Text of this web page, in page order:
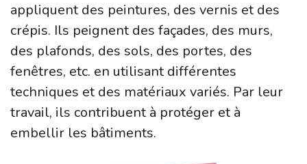
appliquent des peintures, des vernis et des
crépis. Ils peignent des façades, des murs,
des plafonds, des sols, des portes, des
fenêtres, etc. en utilisant différentes
techniques et des matériaux variés. Par leur
travail, ils contribuent à protéger et à
embellir les bâtiments.